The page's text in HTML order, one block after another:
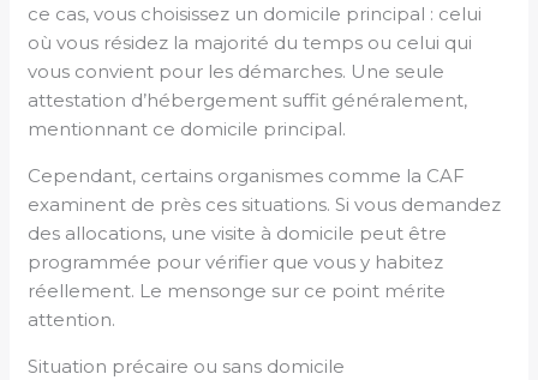
ce cas, vous choisissez un domicile principal : celui
où vous résidez la majorité du temps ou celui qui
vous convient pour les démarches. Une seule
attestation d’hébergement suffit généralement,
mentionnant ce domicile principal.
Cependant, certains organismes comme la CAF
examinent de près ces situations. Si vous demandez
des allocations, une visite à domicile peut être
programmée pour vérifier que vous y habitez
réellement. Le mensonge sur ce point mérite
attention.
Situation précaire ou sans domicile